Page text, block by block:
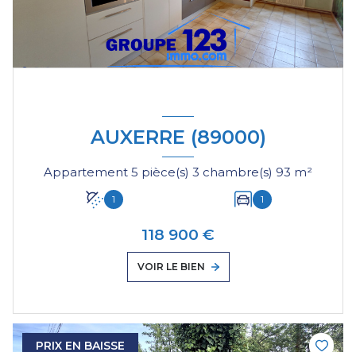
AUXERRE (89000)
Appartement 5 pièce(s) 3 chambre(s) 93 m²
1 1
118 900 €
VOIR LE BIEN
PRIX EN BAISSE